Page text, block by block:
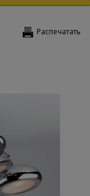
Распечатать